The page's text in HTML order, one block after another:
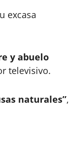
excasa
y abuelo
televisivo.
naturales”,